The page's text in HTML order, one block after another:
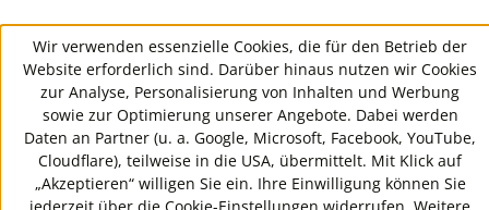
Wir verwenden essenzielle Cookies, die für den Betrieb der
Website erforderlich sind. Darüber hinaus nutzen wir Cookies
zur Analyse, Personalisierung von Inhalten und Werbung
sowie zur Optimierung unserer Angebote. Dabei werden
Daten an Partner (u. a. Google, Microsoft, Facebook, YouTube,
Cloudflare), teilweise in die USA, übermittelt. Mit Klick auf
„Akzeptieren“ willigen Sie ein. Ihre Einwilligung können Sie